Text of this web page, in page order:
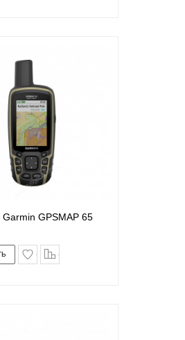
Garmin GPSMAP 65
в закладки